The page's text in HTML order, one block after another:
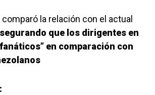
la relación con el actual
que los dirigentes en
en comparación con